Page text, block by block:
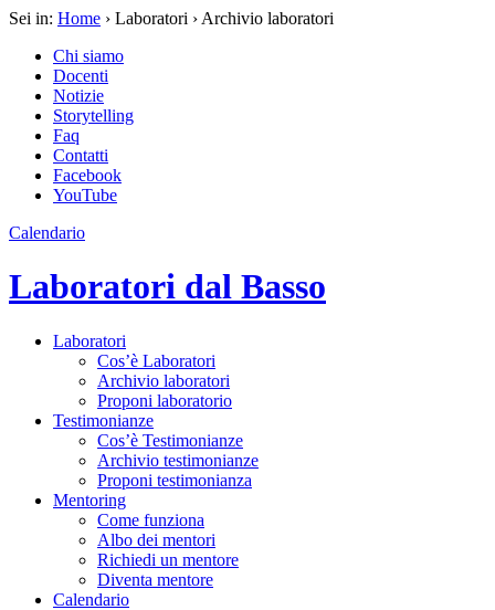
Sei in: Home › Laboratori › Archivio laboratori
Chi siamo
Docenti
Notizie
Storytelling
Faq
Contatti
Facebook
YouTube
Calendario
Laboratori dal Basso
Laboratori
Cos’è Laboratori
Archivio laboratori
Proponi laboratorio
Testimonianze
Cos’è Testimonianze
Archivio testimonianze
Proponi testimonianza
Mentoring
Come funziona
Albo dei mentori
Richiedi un mentore
Diventa mentore
Calendario